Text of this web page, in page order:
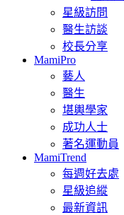
星級訪問
醫生訪談
校長分享
MamiPro
藝人
醫生
堪輿學家
成功人士
著名運動員
MamiTrend
每週好去處
星級追縱
最新資訊